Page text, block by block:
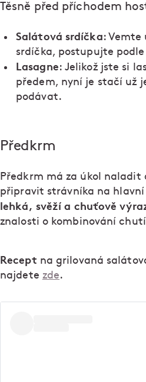
Těsně před příchodem
Salátová srdíčka:
srdíčka, postupujte
Lasagne: Jelikož jste si
předem, nyní je stačí už
podávat.
Předkrm
Předkrm má za úkol naladit
připravit strávníka na hlavní
lehká, svěží a chuťově
znalosti o kombinování
Recept na grilovaná
najdete zde.